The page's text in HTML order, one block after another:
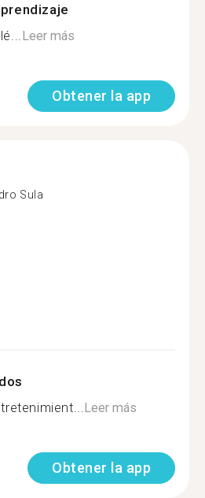
Leer más
Obtener la app
Sula
Leer más
Obtener la app